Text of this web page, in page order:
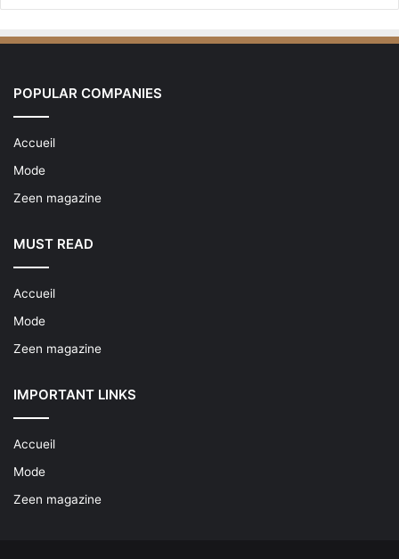
POPULAR COMPANIES
Accueil
Mode
Zeen magazine
MUST READ
Accueil
Mode
Zeen magazine
IMPORTANT LINKS
Accueil
Mode
Zeen magazine